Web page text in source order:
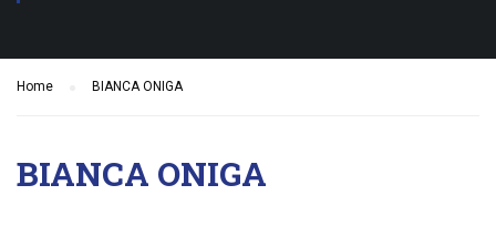
Home BIANCA ONIGA
BIANCA ONIGA